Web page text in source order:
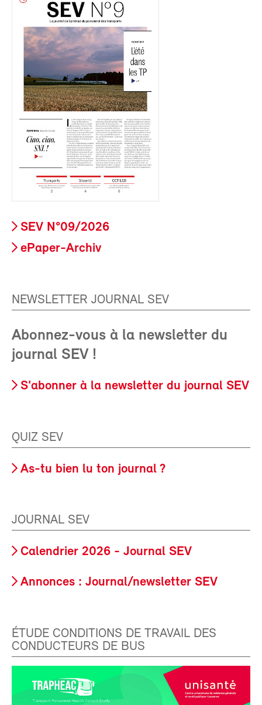
SEV N°09/2026
ePaper-Archiv
NEWSLETTER JOURNAL SEV
Abonnez-vous à la newsletter du
journal SEV !
S'abonner à la newsletter du journal SEV
QUIZ SEV
As-tu bien lu ton journal ?
JOURNAL SEV
Calendrier 2026 - Journal SEV
Annonces : Journal/newsletter SEV
ÉTUDE CONDITIONS DE TRAVAIL DES
CONDUCTEURS DE BUS